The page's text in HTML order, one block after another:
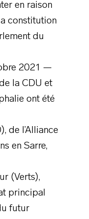
en raison
constitution
du
2021 —
la CDU et
ont été
de l’Alliance
en Sarre,
(Verts),
principal
futur